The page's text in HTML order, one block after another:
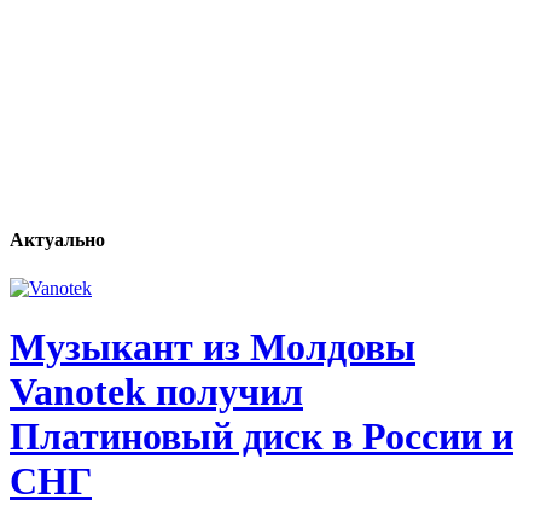
Актуально
Музыкант из Молдовы
Vanotek получил
Платиновый диск в России и
СНГ